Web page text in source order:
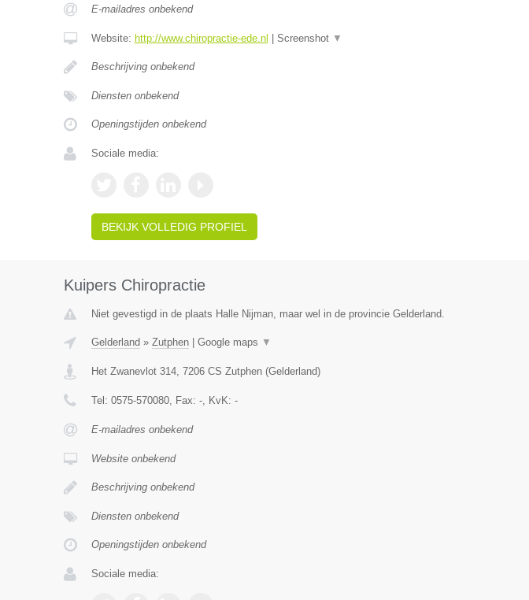
E-mailadres onbekend
Website: http://www.chiropractie-ede.nl Screenshot ▼
Beschrijving onbekend
Diensten onbekend
Openingstijden onbekend
Sociale media:
BEKIJK VOLLEDIG PROFIEL
Kuipers Chiropractie
Niet gevestigd in de plaats Halle Nijman, maar wel in de provincie Gelderland.
Gelderland » Zutphen| Google maps ▼
Het Zwanevlot 314, 7206 CS Zutphen(Gelderland)
Tel: 0575-570080, Fax: -, KvK: -
E-mailadres onbekend
Website onbekend
Beschrijving onbekend
Diensten onbekend
Openingstijden onbekend
Sociale media: